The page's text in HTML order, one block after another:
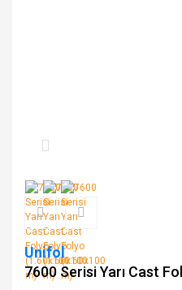
Unifol
7600 Serisi Yarı Cast